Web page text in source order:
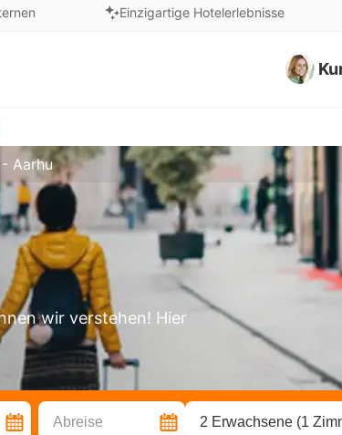
Einzigartige Hotelerlebnisse
wir verstehen! Hier
Aarhu
Abreise 2 Erwachsene (1